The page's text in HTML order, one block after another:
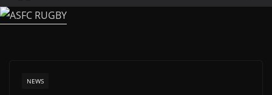
NEWS